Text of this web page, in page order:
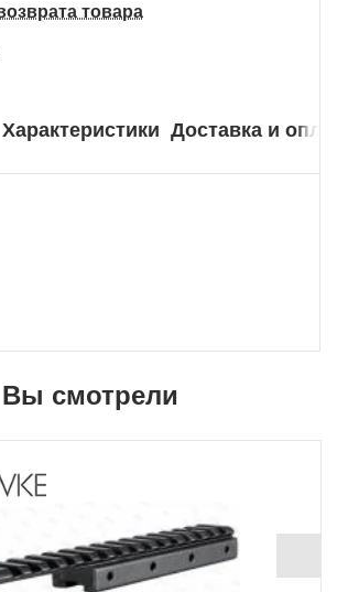
товара
Характеристики Доставка и
Вы смотрели